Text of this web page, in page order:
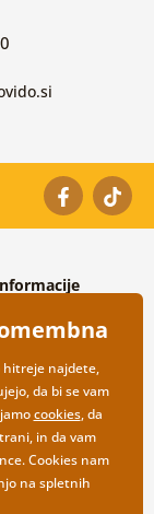
vprašanja
hitreje najdete,
da bi se vam
cookies, da
in da vam
Cookies nam
na spletnih